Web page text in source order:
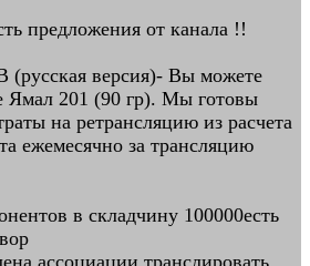
предложения от канала !!
версия)- Вы можете
Ямал 201 (90 гр). Мы готовы
на ретрансляцию из расчета
ежемесячно за трансляцию
в складчину 100000есть
ассоциации транслировать